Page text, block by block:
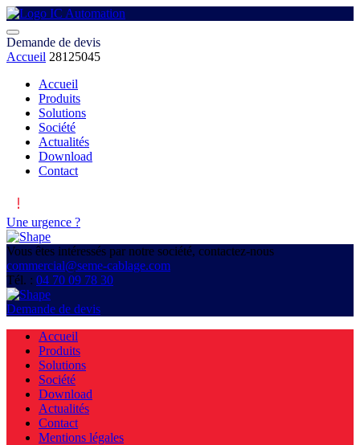
Demande de devis
Accueil 28125045
Accueil
Produits
Solutions
Société
Actualités
Download
Contact
Une urgence ?
Vous êtes intéressés par notre société, contactez-nous
commercial@seme-cablage.com
Tél. : 04 70 09 78 30
Demande de devis
Accueil
Produits
Solutions
Société
Download
Actualités
Contact
Mentions légales